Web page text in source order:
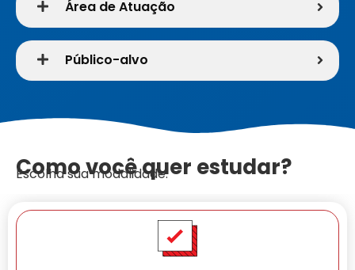
Área de Atuação
Público-alvo
Como você quer estudar?
Escolha sua modalidade: